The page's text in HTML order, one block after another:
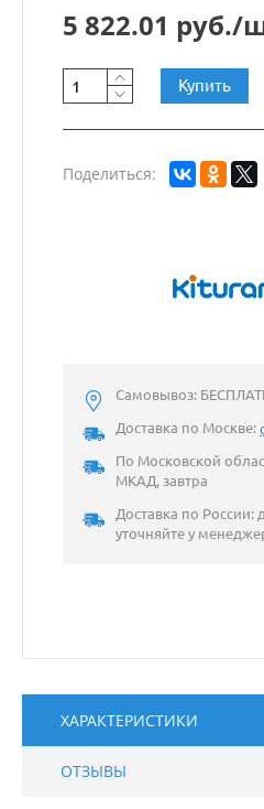
5 822.01 руб./
Купить
Поделиться:
Самовывоз:
Доставка по Москве:
По Московской
МКАД, завтра
Доставка по России:
уточняйте у
ХАРАКТЕРИСТИКИ
ОТЗЫВЫ